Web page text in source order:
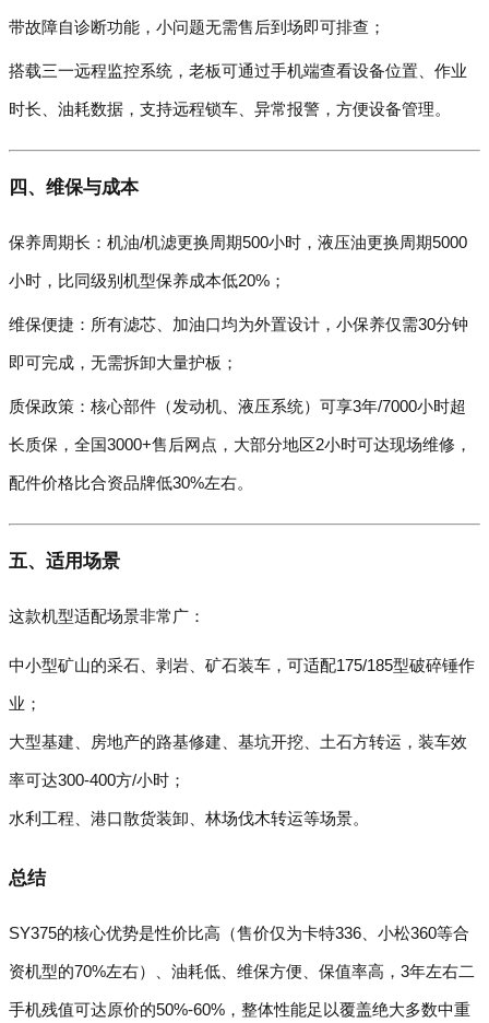
带故障自诊断功能，小问题无需售后到场即可排查；
搭载三一远程监控系统，老板可通过手机端查看设备位置、作业
时长、油耗数据，支持远程锁车、异常报警，方便设备管理。
四、维保与成本
保养周期长：机油/机滤更换周期500小时，液压油更换周期5000
小时，比同级别机型保养成本低20%；
维保便捷：所有滤芯、加油口均为外置设计，小保养仅需30分钟
即可完成，无需拆卸大量护板；
质保政策：核心部件（发动机、液压系统）可享3年/7000小时超
长质保，全国3000+售后网点，大部分地区2小时可达现场维修，
配件价格比合资品牌低30%左右。
五、适用场景
这款机型适配场景非常广：
中小型矿山的采石、剥岩、矿石装车，可适配175/185型破碎锤作
业；
大型基建、房地产的路基修建、基坑开挖、土石方转运，装车效
率可达300-400方/小时；
水利工程、港口散货装卸、林场伐木转运等场景。
总结
SY375的核心优势是性价比高（售价仅为卡特336、小松360等合
资机型的70%左右）、油耗低、维保方便、保值率高，3年左右二
手机残值可达原价的50%-60%，整体性能足以覆盖绝大多数中重